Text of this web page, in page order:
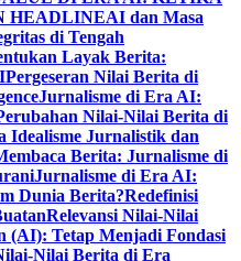
HEADLINEAI dan Masa
di Tengah
Layak Berita:
Pergeseran Nilai Berita di
Jurnalisme di Era AI:
Nilai-Nilai Berita di
Idealisme Jurnalistik dan
Berita: Jurnalisme di
Jurnalisme di Era AI:
Dunia Berita?Redefinisi
Relevansi Nilai-Nilai
(AI): Tetap Menjadi Fondasi
Nilai Berita di Era